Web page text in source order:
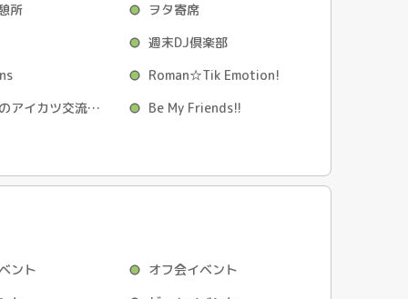
所
ヲタ寄席
週末DJ倶楽部
Roman☆Tik Emotion!
芸カのあとのアイカツ交流会☆彡
Be My Friends!!
ント
オフ会イベント